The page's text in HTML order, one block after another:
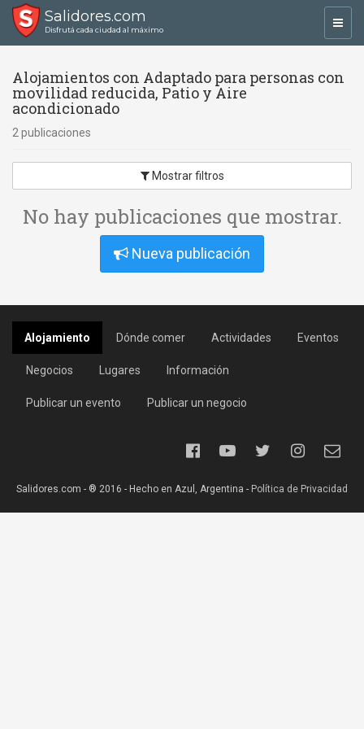
Salidores.com
Disfrutá cada ciudad al máximo
Alojamientos con Adaptado para personas con
movilidad reducida, Patio y Aire
acondicionado
2 publicaciones
Mostrar filtros
No hay publicaciones que mostrar.
Nueva publicación
Alojamiento Dónde comer Actividades Eventos
Negocios Lugares Información
Publicar un evento Publicar un negocio
Salidores.com - ® 2016 - Hecho en Azul, Argentina - Política de Privacidad